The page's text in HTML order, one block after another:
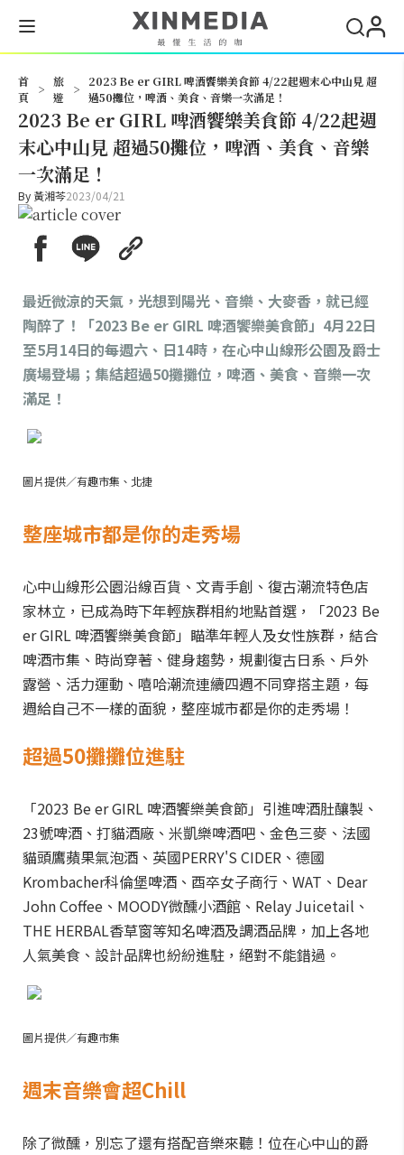
首
頁
>
旅
遊
>
2023 Be er GIRL 啤酒饗樂美食節 4/22起週末心中山見 超
過50攤位，啤酒、美食、音樂一次滿足！
2023 Be er GIRL 啤酒饗樂美食節 4/22起週
末心中山見 超過50攤位，啤酒、美食、音樂
一次滿足！
By 黃湘芩2023/04/21
最近微涼的天氣，光想到陽光、音樂、大麥香，就已經
陶醉了！「2023 Be er GIRL 啤酒饗樂美食節」4月22日
至5月14日的每週六、日14時，在心中山線形公園及爵士
廣場登場；集結超過50攤攤位，啤酒、美食、音樂一次
滿足！
圖片提供／有趣市集、北捷
整座城市都是你的走秀場
心中山線形公園沿線百貨、文青手創、復古潮流特色店
家林立，已成為時下年輕族群相約地點首選，「2023 Be
er GIRL 啤酒饗樂美食節」瞄準年輕人及女性族群，結合
啤酒市集、時尚穿著、健身趨勢，規劃復古日系、戶外
露營、活力運動、嘻哈潮流連續四週不同穿搭主題，每
週給自己不一樣的面貌，整座城市都是你的走秀場！
超過50攤攤位進駐
「2023 Be er GIRL 啤酒饗樂美食節」引進啤酒肚釀製、
23號啤酒、打貓酒廠、米凱樂啤酒吧、金色三麥、法國
貓頭鷹蘋果氣泡酒、英國PERRY'S CIDER、德國
Krombacher科倫堡啤酒、酉卒女子商行、WAT、Dear
John Coffee、MOODY微醺小酒館、Relay Juicetail、
THE HERBAL香草窗等知名啤酒及調酒品牌，加上各地
人氣美食、設計品牌也紛紛進駐，絕對不能錯過。
圖片提供／有趣市集
週末音樂會超Chill
除了微醺，別忘了還有搭配音樂來聽！位在心中山的爵